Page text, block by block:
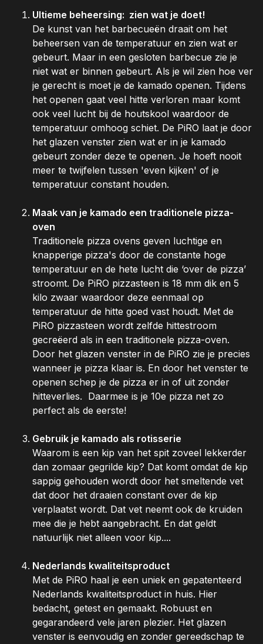
Ultieme beheersing: zien wat je doet!
De kunst van het barbecueën draait om het
beheersen van de temperatuur en zien wat er
gebeurt. Maar in een gesloten barbecue zie je
niet wat er binnen gebeurt. Als je wil zien hoe ver
je gerecht is moet je de kamado openen. Tijdens
het openen gaat veel hitte verloren maar komt
ook veel lucht bij de houtskool waardoor de
temperatuur omhoog schiet. De PiRO laat je door
het glazen venster zien wat er in je kamado
gebeurt zonder deze te openen. Je hoeft nooit
meer te twijfelen tussen 'even kijken' of je
temperatuur constant houden.
Maak van je kamado een traditionele pizza-
oven
Traditionele pizza ovens geven luchtige en
knapperige pizza's door de constante hoge
temperatuur en de hete lucht die ‘over de pizza’
stroomt. De PiRO pizzasteen is 18 mm dik en 5
kilo zwaar waardoor deze eenmaal op
temperatuur de hitte goed vast houdt. Met de
PiRO pizzasteen wordt zelfde hittestroom
gecreëerd als in een traditionele pizza-oven.
Door het glazen venster in de PiRO zie je precies
wanneer je pizza klaar is. En door het venster te
openen schep je de pizza er in of uit zonder
hitteverlies. Daarmee is je 10e pizza net zo
perfect als de eerste!
Gebruik je kamado als rotisserie
Waarom is een kip van het spit zoveel lekkerder
dan zomaar gegrilde kip? Dat komt omdat de kip
sappig gehouden wordt door het smeltende vet
dat door het draaien constant over de kip
verplaatst wordt. Dat vet neemt ook de kruiden
mee die je hebt aangebracht. En dat geldt
natuurlijk niet alleen voor kip....
Nederlands kwaliteitsproduct
Met de PiRO haal je een uniek en gepatenteerd
Nederlands kwaliteitsproduct in huis. Hier
bedacht, getest en gemaakt. Robuust en
gegarandeerd vele jaren plezier. Het glazen
venster is eenvoudig en zonder gereedschap te